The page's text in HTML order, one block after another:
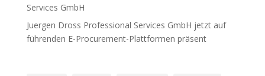
Services GmbH
Juergen Dross Professional Services GmbH jetzt auf
führenden E-Procurement-Plattformen präsent